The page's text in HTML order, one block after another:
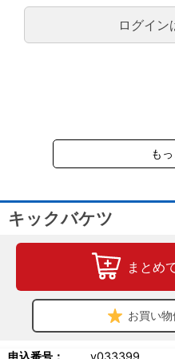
のみで新たな送料は発生しませ
大型商品送料が必要な商品をご
負担頂きます。
受けます。
ログイン
も
キックバケツ
まとめ
お買い物
申込番号：
v033399